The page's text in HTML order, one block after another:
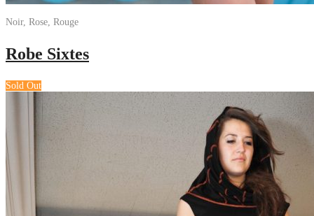
Noir, Rose, Rouge
Robe Sixtes
Sold Out